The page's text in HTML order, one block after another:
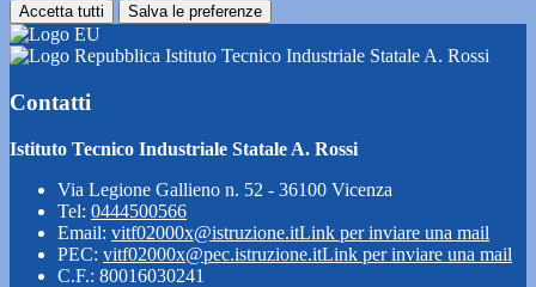
Accetta tutti Salva le preferenze
Istituto Tecnico Industriale Statale A. Rossi
Contatti
Istituto Tecnico Industriale Statale A. Rossi
Via Legione Gallieno n. 52 - 36100 Vicenza
Tel: 0444500566
Email: vitf02000x@istruzione.itLink per inviare una mail
PEC: vitf02000x@pec.istruzione.itLink per inviare una mail
C.F.: 80016030241